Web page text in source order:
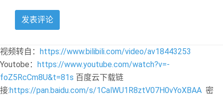
视频转自： https://www.bilibili.com/video/av18443253
Youtobe： https://www.youtube.com/watch?v=-
foZ5RcCm8U&t=81s 百度云下载链
接:https://pan.baidu.com/s/1CalWU1R8ztV07H0vYoXBAA 密